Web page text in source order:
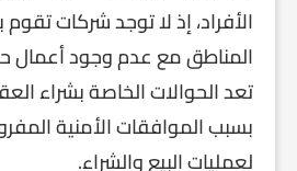
الأفراد، إذ لا توجد شركات تقوم
المناطق مع عدم وجود أعمال
تعد الحوالات الخاصة بشراء
بسبب الموافقات الأمنية
لعمليات البيع والشراء.